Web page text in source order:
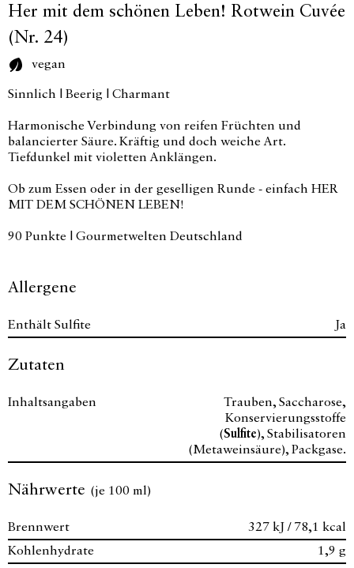
Her mit dem schönen Leben! Rotwein Cuvée
(Nr. 24)
vegan
Sinnlich | Beerig | Charmant
Harmonische Verbindung von reifen Früchten und
balancierter Säure. Kräftig und doch weiche Art.
Tiefdunkel mit violetten Anklängen.
Ob zum Essen oder in der geselligen Runde - einfach HER
MIT DEM SCHÖNEN LEBEN!
90 Punkte | Gourmetwelten Deutschland
Allergene
Enthält Sulfite Ja
Zutaten
Inhaltsangaben
Trauben, Saccharose,
Konservierungsstoffe
(Sulfite), Stabilisatoren
(Metaweinsäure), Packgase.
Nährwerte (je 100 ml)
Brennwert
327 kJ / 78,1 kcal
Kohlenhydrate
1,9 g